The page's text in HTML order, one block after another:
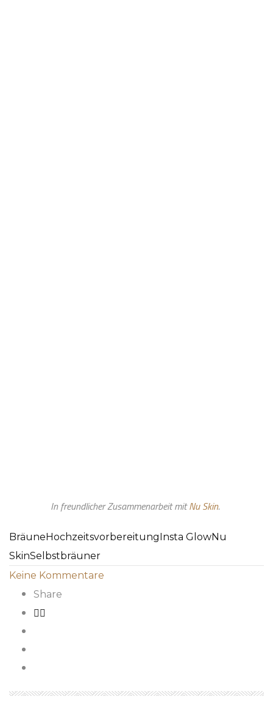
In freundlicher Zusammenarbeit mitNu Skin.
BräuneHochzeitsvorbereitungInsta GlowNu
SkinSelbstbräuner
Keine Kommentare
Share